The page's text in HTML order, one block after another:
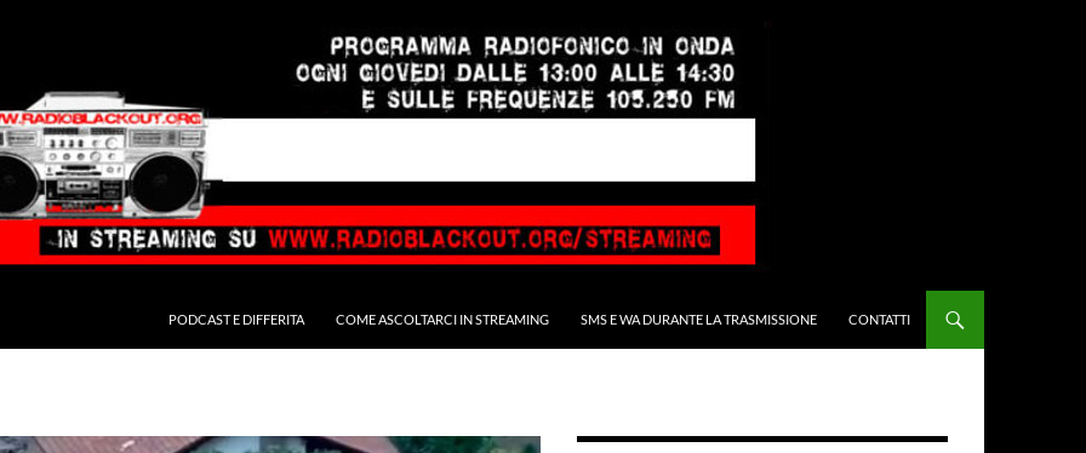
PODCAST E DIFFERITA COME ASCOLTARCI IN STREAMING SMS E WA DURANTE LA TRASMISSIONE CONTATTI